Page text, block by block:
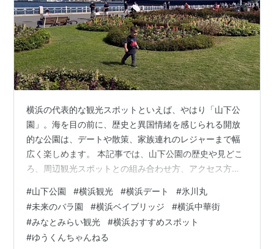
横浜の代表的な観光スポットといえば、やはり「山下公
園」。海を目の前に、歴史と異国情緒を感じられる開放
的な公園は、デートや散策、家族連れのレジャーまで幅
広く楽しめます。 本記事では、山下公園の歴史や見どこ
ろ、周辺観光スポットとの組み合わせ方、アクセス方法
は必見です。 山下公園 山下公園とは？歴史を知るともっ
と楽しめる 山下公園の主な見どころ 氷川丸 ― 歴史ある
豪華客船を体感 未来のバラ園 ― 季節を彩る絶景スポッ
ト 赤い靴はいてた女の子像 横浜ベイブリッジと夜景 山
#山下公園 #横浜観光 #横浜デート #氷川丸
#未来のバラ園 #横浜ベイブリッジ #横浜中華街
#みなとみらい観光 #横浜おすすめスポット
#ゆうくんちゃんねる